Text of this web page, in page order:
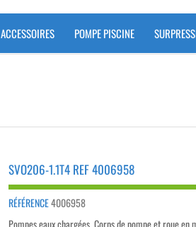
ACCESSOIRES POMPE PISCINE
SVO206-1.1T4 REF 4006958
RÉFÉRENCE4006958
Pompes eaux chargées. Corps de pompe et roue en